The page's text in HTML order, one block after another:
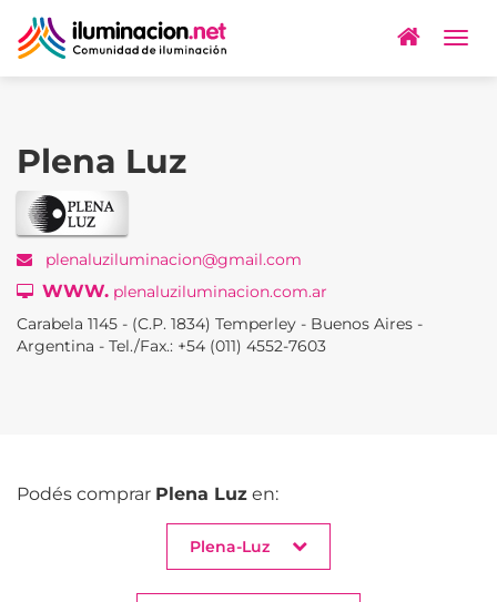
Plena Luz
plenaluziluminacion@gmail.com
WWW. plenaluziluminacion.com.ar
Carabela 1145 - (C.P. 1834) Temperley - Buenos Aires -
Argentina - Tel./Fax.: +54 (011) 4552-7603
Podés comprar Plena Luz en:
Plena-Luz